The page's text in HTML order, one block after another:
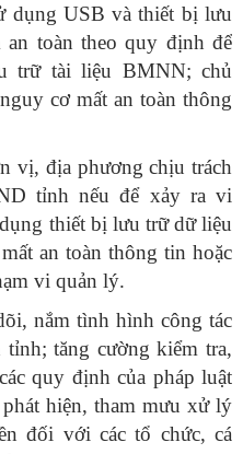
dụng USB và thiết bị lưu
toàn theo quy định để
trữ tài liệu BMNN; chủ
cơ mất an toàn thông
vị, địa phương chịu trách
tỉnh nếu để xảy ra vi
thiết bị lưu trữ dữ liệu
an toàn thông tin hoặc
vi quản lý.
nắm tình hình công tác
tăng cường kiểm tra,
quy định của pháp luật
hiện, tham mưu xử lý
đối với các tổ chức, cá